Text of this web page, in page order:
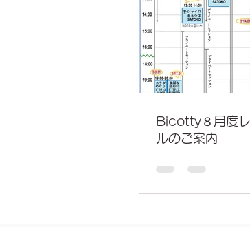
Bicotty８月度レ
ルのご案内